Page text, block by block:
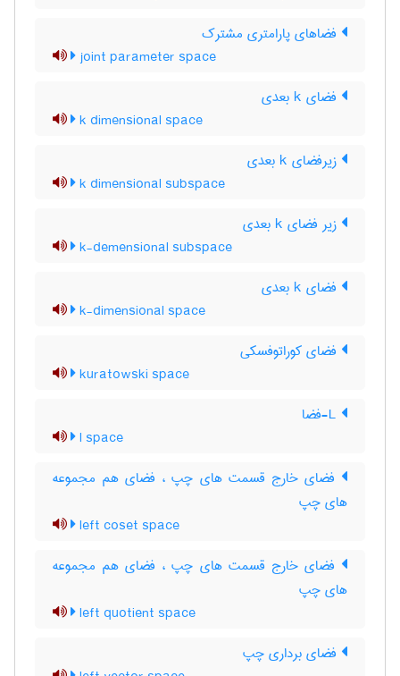
فضاهای پارامتری مشترک
joint parameter space
فضای k بعدی
k dimensional space
زیرفضای k بعدی
k dimensional subspace
زیر فضای k بعدی
k-demensional subspace
فضای k بعدی
k-dimensional space
فضای کوراتوفسکی
kuratowski space
l space
فضای خارج قسمت های چپ ، فضای هم مجموعه
های چپ
left coset space
فضای خارج قسمت های چپ ، فضای هم مجموعه
های چپ
left quotient space
فضای برداری چپ